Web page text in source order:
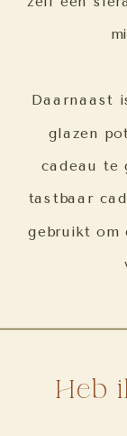
Heb
Daarnaast
glazen
cadeau te
tastbaar
gebruikt om